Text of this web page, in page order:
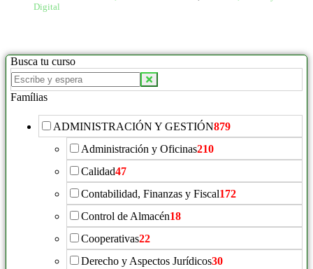
Digital
Busca tu curso
Famílias
ADMINISTRACIÓN Y GESTIÓN879
Administración y Oficinas210
Calidad47
Contabilidad, Finanzas y Fiscal172
Control de Almacén18
Cooperativas22
Derecho y Aspectos Jurídicos30